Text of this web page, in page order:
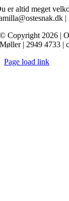
er altid meget
|
© Copyright 2026 |
Møller | 2949 4733 |
Page load link